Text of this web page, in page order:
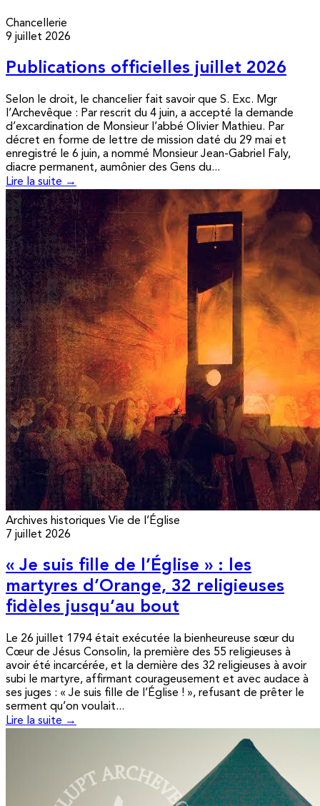
Chancellerie
9 juillet 2026
Publications officielles juillet 2026
Selon le droit, le chancelier fait savoir que S. Exc. Mgr
l’Archevêque : Par rescrit du 4 juin, a accepté la demande
d’excardination de Monsieur l’abbé Olivier Mathieu. Par
décret en forme de lettre de mission daté du 29 mai et
enregistré le 6 juin, a nommé Monsieur Jean-Gabriel Faly,
diacre permanent, aumônier des Gens du...
Lire la suite →
Archives historiques Vie de l’Église
7 juillet 2026
« Je suis fille de l’Église » : les
martyres d’Orange, 32 religieuses
fidèles jusqu’au bout
Le 26 juillet 1794 était exécutée la bienheureuse sœur du
Cœur de Jésus Consolin, la première des 55 religieuses à
avoir été incarcérée, et la dernière des 32 religieuses à avoir
subi le martyre, affirmant courageusement et avec audace à
ses juges : « Je suis fille de l’Église ! », refusant de prêter le
serment qu’on voulait...
Lire la suite →